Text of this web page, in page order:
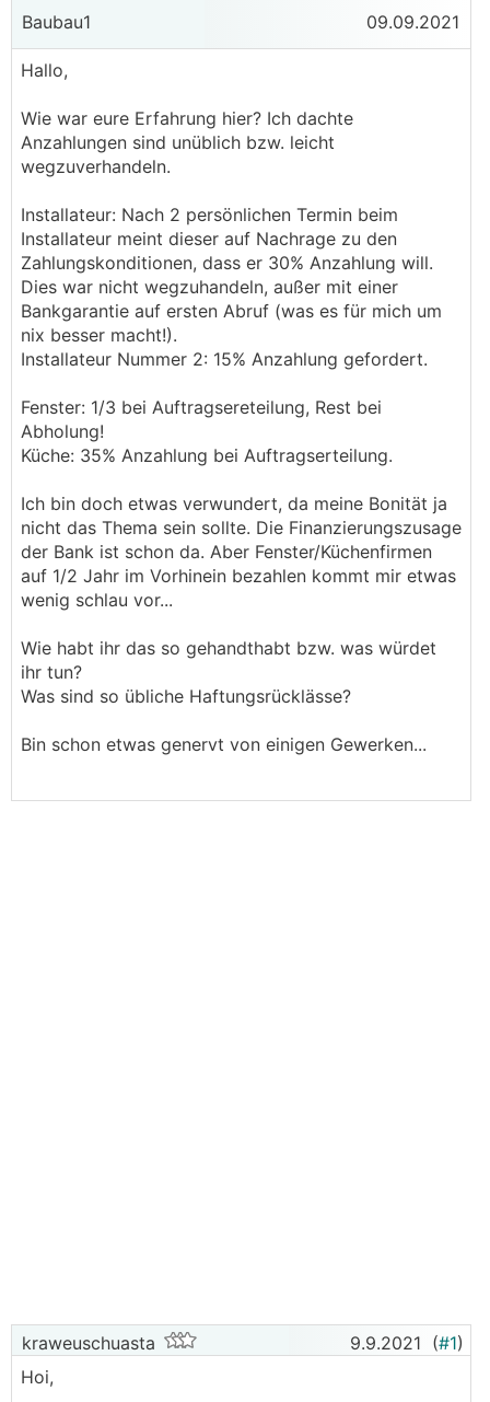
Baubau1 09.09.2021
Hallo,
Wie war eure Erfahrung hier? Ich dachte
Anzahlungen sind unüblich bzw. leicht
wegzuverhandeln.
Installateur: Nach 2 persönlichen Termin beim
Installateur meint dieser auf Nachrage zu den
Zahlungskonditionen, dass er 30% Anzahlung will.
Dies war nicht wegzuhandeln, außer mit einer
Bankgarantie auf ersten Abruf (was es für mich um
nix besser macht!).
Installateur Nummer 2: 15% Anzahlung gefordert.
Fenster: 1/3 bei Auftragsereteilung, Rest bei
Abholung!
Küche: 35% Anzahlung bei Auftragserteilung.
Ich bin doch etwas verwundert, da meine Bonität ja
nicht das Thema sein sollte. Die Finanzierungszusage
der Bank ist schon da. Aber Fenster/Küchenfirmen
auf 1/2 Jahr im Vorhinein bezahlen kommt mir etwas
wenig schlau vor...
Wie habt ihr das so gehandthabt bzw. was würdet
ihr tun?
Was sind so übliche Haftungsrücklässe?
Bin schon etwas genervt von einigen Gewerken...
kraweuschuasta 9.9.2021 (#1)
Hoi,